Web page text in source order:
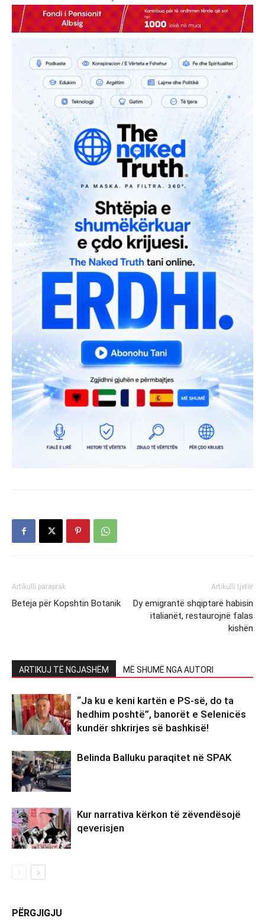
Artikulli paraprak
Beteja për Kopshtin Botanik
Artikulli tjetër
Dy emigrantë shqiptarë habisin
italianët, restaurojnë falas
kishën
ARTIKUJ TË NGJASHËM MË SHUMË NGA AUTORI
“Ja ku e keni kartën e PS-së, do ta
hedhim poshtë”, banorët e Selenicës
kundër shkrirjes së bashkisë!
Belinda Balluku paraqitet në SPAK
Kur narrativa kërkon të zëvendësojë
qeverisjen
PËRGJIGJU